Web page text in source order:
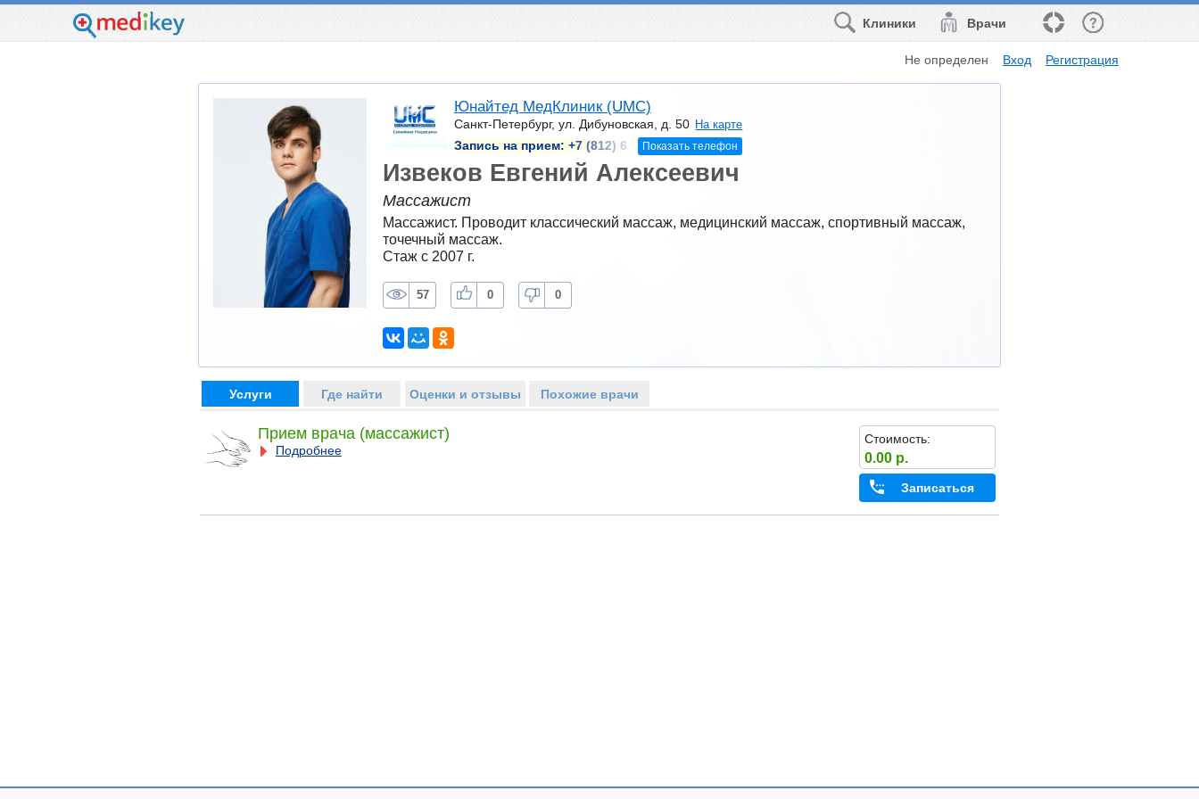
Врачи
Клиники
Не определен Вход Регистрация
Юнайтед МедКлиник (UMC)
Санкт-Петербург, ул. Дибуновская, д. 50 На карте
Запись на прием: +7 (812) 6 Показать телефон
Извеков Евгений Алексеевич
Массажист
Массажист. Проводит классический массаж, медицинский массаж, спортивный массаж,
точечный массаж.
Стаж с 2007 г.
57 0 0
Услуги Где найти Оценки и отзывы Похожие врачи
Прием врача (массажист)
Подробнее
Стоимость:
0.00 р.
Записаться